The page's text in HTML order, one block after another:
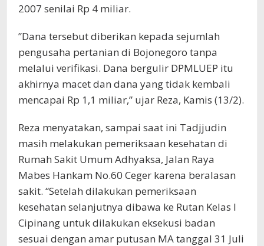
2007 senilai Rp 4 miliar.
”Dana tersebut diberikan kepada sejumlah
pengusaha pertanian di Bojonegoro tanpa
melalui verifikasi. Dana bergulir DPMLUEP itu
akhirnya macet dan dana yang tidak kembali
mencapai Rp 1,1 miliar,” ujar Reza, Kamis (13/2).
Reza menyatakan, sampai saat ini Tadjjudin
masih melakukan pemeriksaan kesehatan di
Rumah Sakit Umum Adhyaksa, Jalan Raya
Mabes Hankam No.60 Ceger karena beralasan
sakit. “Setelah dilakukan pemeriksaan
kesehatan selanjutnya dibawa ke Rutan Kelas I
Cipinang untuk dilakukan eksekusi badan
sesuai dengan amar putusan MA tanggal 31 Juli